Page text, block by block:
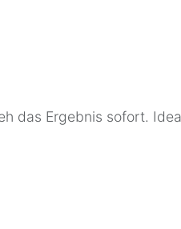
das Ergebnis sofort.